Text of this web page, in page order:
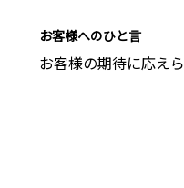
お客様へのひと言
お客様の期待に応え